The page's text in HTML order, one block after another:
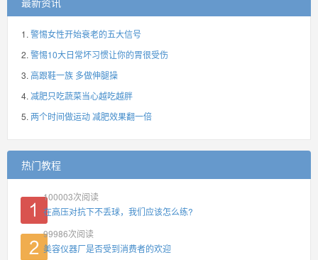
警惕女性开始衰老的五大信号
警惕10大日常坏习惯让你的胃很受伤
高跟鞋一族 多做伸腿操
减肥只吃蔬菜当心越吃越胖
两个时间做运动 减肥效果翻一倍
热门教程
100003次阅读
在高压对抗下不丢球，我们应该怎么练?
99986次阅读
美容仪器厂是否受到消费者的欢迎